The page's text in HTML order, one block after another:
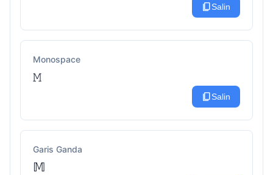
content_copySalin
Monospace
𝙼
content_copySalin
Garis Ganda
𝕄